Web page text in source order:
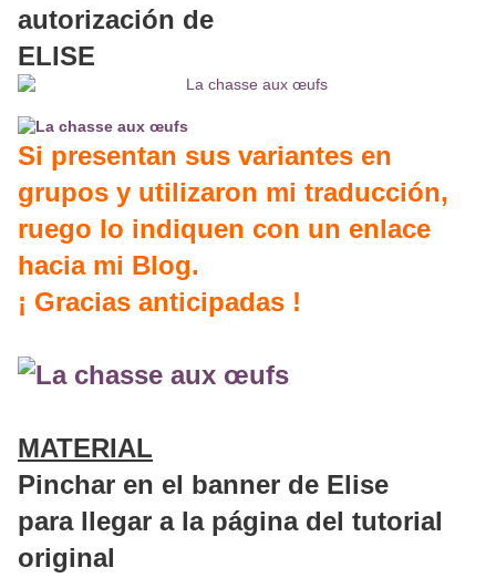
autorización de
ELISE
Si presentan sus variantes en
grupos y utilizaron mi traducción,
ruego lo indiquen con un enlace
hacia mi Blog.
¡ Gracias anticipadas !
MATERIAL
Pinchar en el banner de Elise
para llegar a la página del tutorial
original